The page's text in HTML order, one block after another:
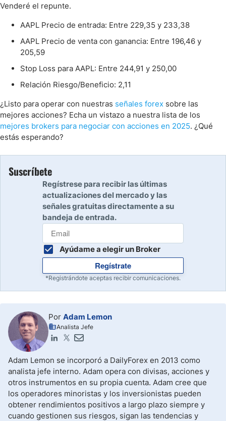
Venderé el repunte.
AAPL Precio de entrada: Entre 229,35 y 233,38
AAPL Precio de venta con ganancia: Entre 196,46 y
205,59
Stop Loss para AAPL: Entre 244,91 y 250,00
Relación Riesgo/Beneficio: 2,11
¿Listo para operar con nuestras señales forex sobre las
mejores acciones? Echa un vistazo a nuestra lista de los
mejores brokers para negociar con acciones en 2025. ¿Qué
estás esperando?
Suscríbete
Regístrese para recibir las últimas
actualizaciones del mercado y las
señales gratuitas directamente a su
bandeja de entrada.
Ayúdame a elegir un Broker
Regístrate
*Registrándote aceptas recibir comunicaciones.
Por Adam Lemon
Analista Jefe
Adam Lemon se incorporó a DailyForex en 2013 como
analista jefe interno. Adam opera con divisas, acciones y
otros instrumentos en su propia cuenta. Adam cree que
los operadores minoristas y los inversionistas pueden
obtener rendimientos positivos a largo plazo siempre y
cuando gestionen sus riesgos, sigan las tendencias y